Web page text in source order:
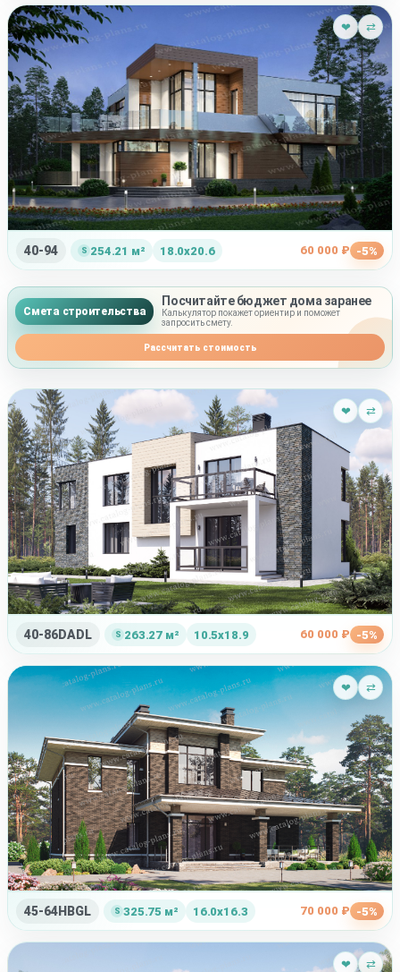
❤ ⇄
40-94 254.21 м² 18.0x20.6 60 000 ₽ -5%
Смета строительства
Посчитайте бюджет дома заранее
Калькулятор покажет ориентир и поможет
запросить смету.
Рассчитать стоимость
❤ ⇄
40-86DADL 263.27 м² 10.5x18.9 60 000 ₽ -5%
❤ ⇄
45-64HBGL 325.75 м² 16.0x16.3 70 000 ₽ -5%
❤ ⇄